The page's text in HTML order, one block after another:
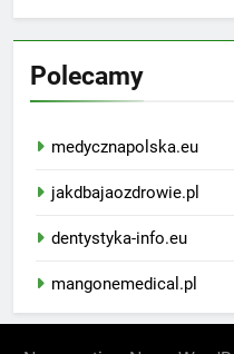
Polecamy
medycznapolska.eu
jakdbajaozdrowie.pl
dentystyka-info.eu
mangonemedical.pl